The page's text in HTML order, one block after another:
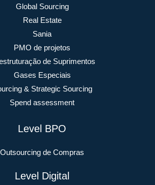
Global Sourcing
Real Estate
Sania
PMO de projetos
de Suprimentos
Gases Especiais
& Strategic Sourcing
Spend assessment
Level BPO
Outsourcing de Compras
Level Digital